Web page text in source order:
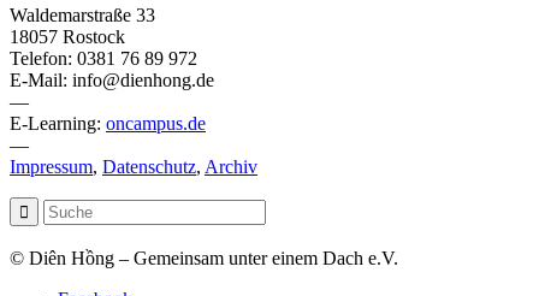
Waldemarstraße 33
18057 Rostock
Telefon: 0381 76 89 972
E-Mail: info@dienhong.de
—
E-Learning: oncampus.de
—
Impressum, Datenschutz, Archiv
© Diên Hồng – Gemeinsam unter einem Dach e.V.